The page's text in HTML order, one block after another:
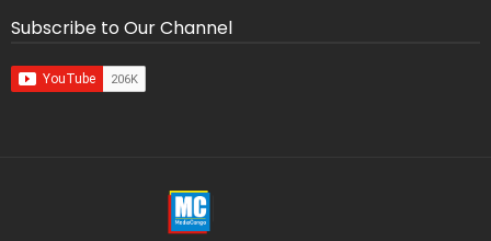
Subscribe to Our Channel